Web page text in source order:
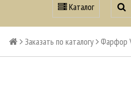
Каталог
Заказать по каталогу Фарфор